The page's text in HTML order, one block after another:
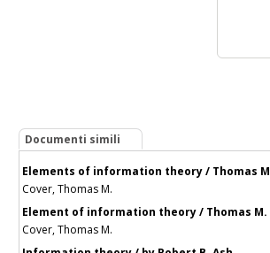
Documenti simili
Elements of information theory / Thomas M.
Cover, Thomas M.
Element of information theory / Thomas M.
Cover, Thomas M.